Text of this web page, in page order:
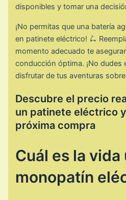
disponibles y tomar una
¡No permitas que una batería
en patinete eléctrico! 🛴
momento adecuado te
conducción óptima. ¡No dudes
disfrutar de tus aventuras
Descubre el precio
un patinete eléctrico
próxima compra
Cuál es la
monopatín